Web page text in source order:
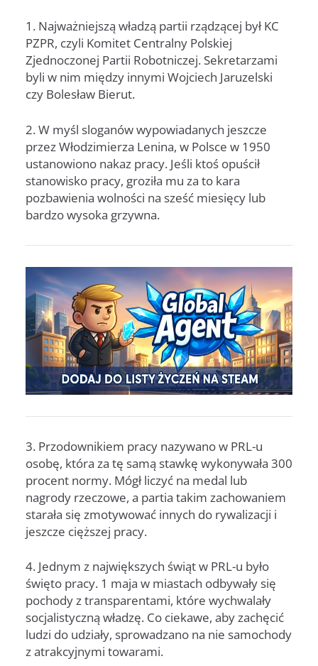
1. Najważniejszą władzą partii rządzącej był KC
PZPR, czyli Komitet Centralny Polskiej
Zjednoczonej Partii Robotniczej. Sekretarzami
byli w nim między innymi Wojciech Jaruzelski
czy Bolesław Bierut.
2. W myśl sloganów wypowiadanych jeszcze
przez Włodzimierza Lenina, w Polsce w 1950
ustanowiono nakaz pracy. Jeśli ktoś opuścił
stanowisko pracy, groziła mu za to kara
pozbawienia wolności na sześć miesięcy lub
bardzo wysoka grzywna.
3. Przodownikiem pracy nazywano w PRL-u
osobę, która za tę samą stawkę wykonywała 300
procent normy. Mógł liczyć na medal lub
nagrody rzeczowe, a partia takim zachowaniem
starała się zmotywować innych do rywalizacji i
jeszcze cięższej pracy.
4. Jednym z największych świąt w PRL-u było
święto pracy. 1 maja w miastach odbywały się
pochody z transparentami, które wychwalały
socjalistyczną władzę. Co ciekawe, aby zachęcić
ludzi do udziały, sprowadzano na nie samochody
z atrakcyjnymi towarami.